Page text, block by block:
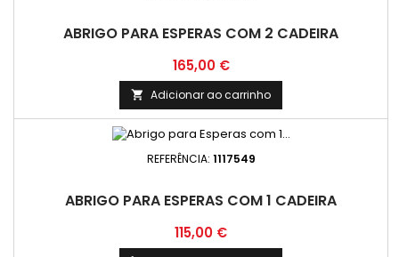
ABRIGO PARA ESPERAS COM 2 CADEIRA
Preço
165,00 €
 Adicionar ao carrinho
REFERÊNCIA: 1117549
ABRIGO PARA ESPERAS COM 1 CADEIRA
Preço
115,00 €